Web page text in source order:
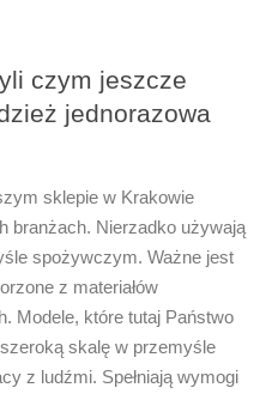
czym jeszcze
jednorazowa
sklepie w Krakowie
branżach. Nierzadko używają
spożywczym. Ważne jest
z materiałów
Modele, które tutaj Państwo
skalę w przemyśle
z ludźmi. Spełniają wymogi